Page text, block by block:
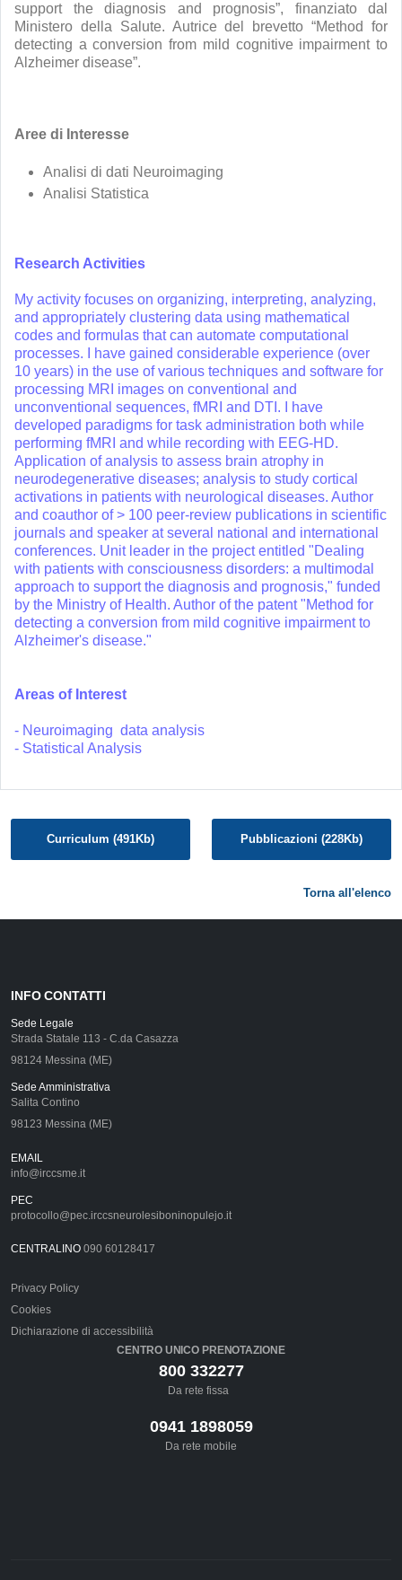
support the diagnosis and prognosis”, finanziato dal
Ministero della Salute. Autrice del brevetto “Method for
detecting a conversion from mild cognitive impairment to
Alzheimer disease”.
Aree di Interesse
Analisi di dati Neuroimaging
Analisi Statistica
Research Activities
My activity focuses on organizing, interpreting, analyzing,
and appropriately clustering data using mathematical
codes and formulas that can automate computational
processes. I have gained considerable experience (over
10 years) in the use of various techniques and software for
processing MRI images on conventional and
unconventional sequences, fMRI and DTI. I have
developed paradigms for task administration both while
performing fMRI and while recording with EEG-HD.
Application of analysis to assess brain atrophy in
neurodegenerative diseases; analysis to study cortical
activations in patients with neurological diseases. Author
and coauthor of > 100 peer-review publications in scientific
journals and speaker at several national and international
conferences. Unit leader in the project entitled "Dealing
with patients with consciousness disorders: a multimodal
approach to support the diagnosis and prognosis," funded
by the Ministry of Health. Author of the patent "Method for
detecting a conversion from mild cognitive impairment to
Alzheimer's disease."
Areas of Interest
- Neuroimaging data analysis
- Statistical Analysis
Curriculum (491Kb) Pubblicazioni (228Kb)
Torna all'elenco
INFO CONTATTI
Sede Legale
Strada Statale 113 - C.da Casazza
98124 Messina (ME)
Sede Amministrativa
Salita Contino
98123 Messina (ME)
EMAIL
info@irccsme.it
PEC
protocollo@pec.irccsneurolesiboninopulejo.it
CENTRALINO 090 60128417
Privacy Policy
Cookies
Dichiarazione di accessibilità
CENTRO UNICO PRENOTAZIONE
800 332277
Da rete fissa
0941 1898059
Da rete mobile